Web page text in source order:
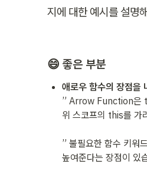
지에 대한 예시를 설명
😄 좋은 부분
애로우 함수의 장점을
” Arrow Function은
위 스코프의 this를 가
” 불필요한 함수 키워
높여준다는 장점이 있